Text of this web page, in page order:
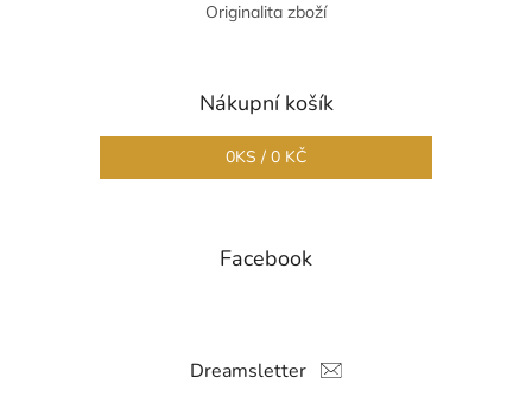
Originalita zboží
Nákupní košík
0KS / 0 KČ
Facebook
Dreamsletter